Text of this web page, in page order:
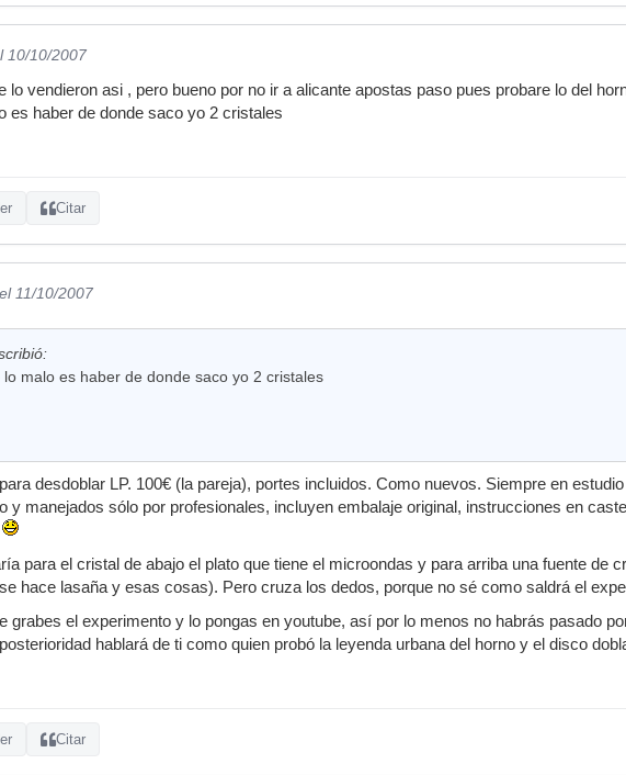
10/10/2007
lo vendieron asi , pero bueno por no ir a alicante apostas paso pues probare lo del
es haber de donde saco yo 2 cristales
Citar
el 11/10/2007
lo malo es haber de donde saco yo 2 cristales
desdoblar LP. 100€ (la pareja), portes incluidos. Como nuevos. Siempre en
y manejados sólo por profesionales, incluyen embalaje original, instrucciones en
para el cristal de abajo el plato que tiene el microondas y para arriba una fuente de
hace lasaña y esas cosas). Pero cruza los dedos, porque no sé como saldrá el
grabes el experimento y lo pongas en youtube, así por lo menos no habrás pasado
hablará de ti como quien probó la leyenda urbana del horno y el disco
Citar